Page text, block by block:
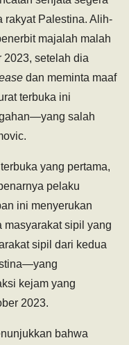
rakyat Palestina. Alih-
majalah malah
2023, setelah dia
dan meminta maaf
terbuka ini
salah
yang pertama,
pelaku
ini menyerukan
masyarakat sipil yang
sipil dari kedua
kejam yang
2023.
bahwa